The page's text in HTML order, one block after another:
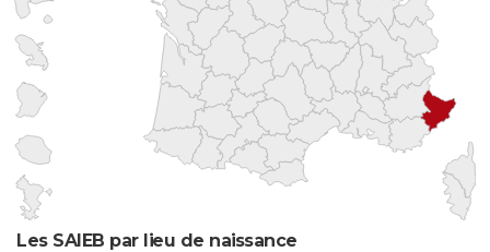
Les SAIEB par lieu de naissance